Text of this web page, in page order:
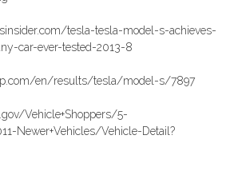
tesla-tesla-model-s-achieves-
car-ever-tested-2013-8
en/results/tesla/model-s/7897
Vehicle+Shoppers/5-
Newer+Vehicles/Vehicle-Detail?